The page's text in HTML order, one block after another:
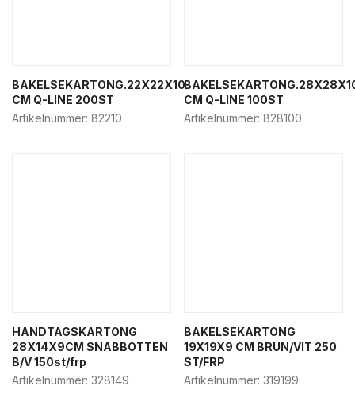
BAKELSEKARTONG.22X22X10
CM Q-LINE 200ST
Artikelnummer: 82210
CM Q-LINE 100ST
Artikelnummer: 828100
HANDTAGSKARTONG
28X14X9CM SNABBOTTEN
B/V 150st/frp
Artikelnummer: 328149
BAKELSEKARTONG
19X19X9 CM BRUN/VIT 250
ST/FRP
Artikelnummer: 319199